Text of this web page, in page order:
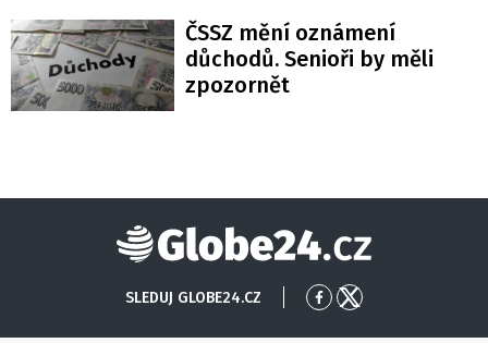
ČSSZ mění oznámení
důchodů. Senioři by měli
zpozornět
Globe24
SLEDUJ GLOBE24.CZ
PřejítPřejít